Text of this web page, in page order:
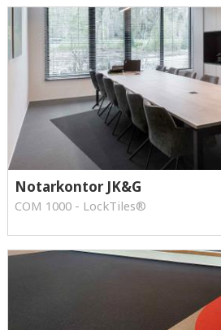
Notarkontor JK&G
COM 1000 - LockTiles®